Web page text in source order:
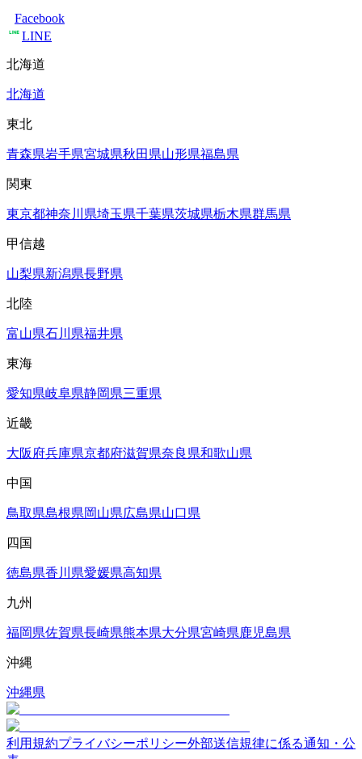
Facebook
LINE
北海道
北海道
東北
青森県岩手県宮城県秋田県山形県福島県
関東
東京都神奈川県埼玉県千葉県茨城県栃木県群馬県
甲信越
山梨県新潟県長野県
北陸
富山県石川県福井県
東海
愛知県岐阜県静岡県三重県
近畿
大阪府兵庫県京都府滋賀県奈良県和歌山県
中国
鳥取県島根県岡山県広島県山口県
四国
徳島県香川県愛媛県高知県
九州
福岡県佐賀県長崎県熊本県大分県宮崎県鹿児島県
沖縄
沖縄県
利用規約プライバシーポリシー外部送信規律に係る通知・公